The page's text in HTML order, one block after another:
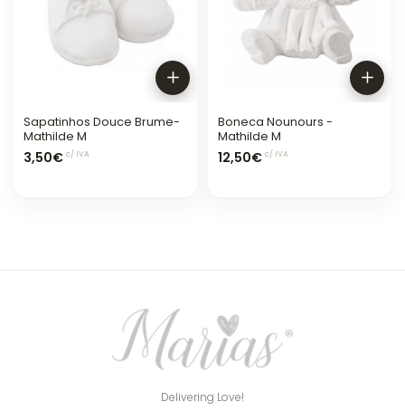
Sapatinhos Douce Brume-
Mathilde M
3,50€ c/ IVA
Boneca Nounours -
Mathilde M
12,50€ c/ IVA
Delivering Love!